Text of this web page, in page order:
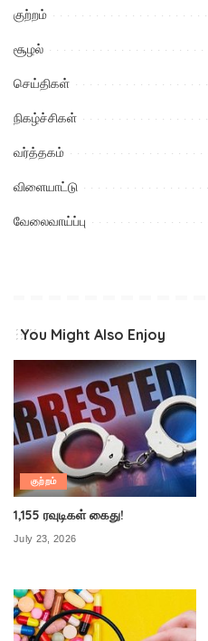
குற்றம்
சூழல்
செய்திகள்
நிகழ்ச்சிகள்
வர்த்தகம்
விளையாட்டு
வேலைவாய்ப்பு
You Might Also Enjoy
குற்றம்
1,155 ரவுடிகள் கைது!
July 23, 2026